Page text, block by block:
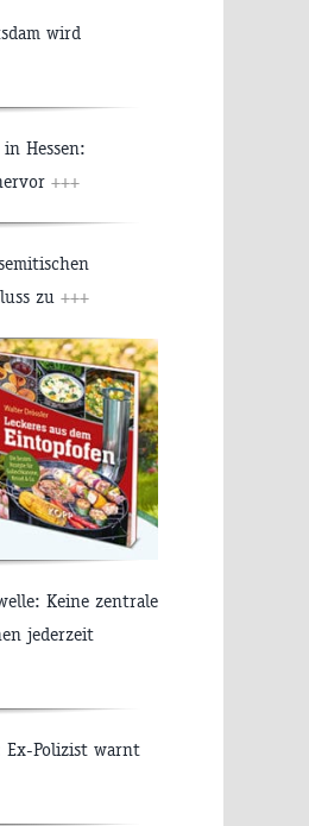
wird
Hessen:
+++
zu +++
Keine zentrale
jederzeit
Ex-Polizist warnt